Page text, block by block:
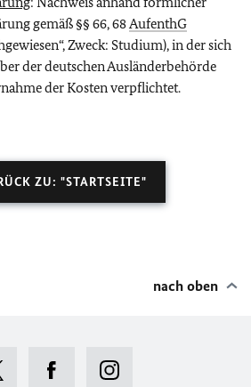
gemäß §§ 66, 68AufenthG
Zweck: Studium), in der sich
der deutschen Ausländerbehörde
der Kosten verpflichtet.
ZU: "STARTSEITE"
nach oben